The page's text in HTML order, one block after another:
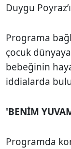
Duygu
Programa
çocuk
bebeğinin
iddialarda
'BENİM
Programda